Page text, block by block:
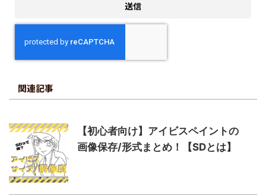
関連記事
【初心者向け】アイビスペイントの
画像保存/形式まとめ！【SDとは】